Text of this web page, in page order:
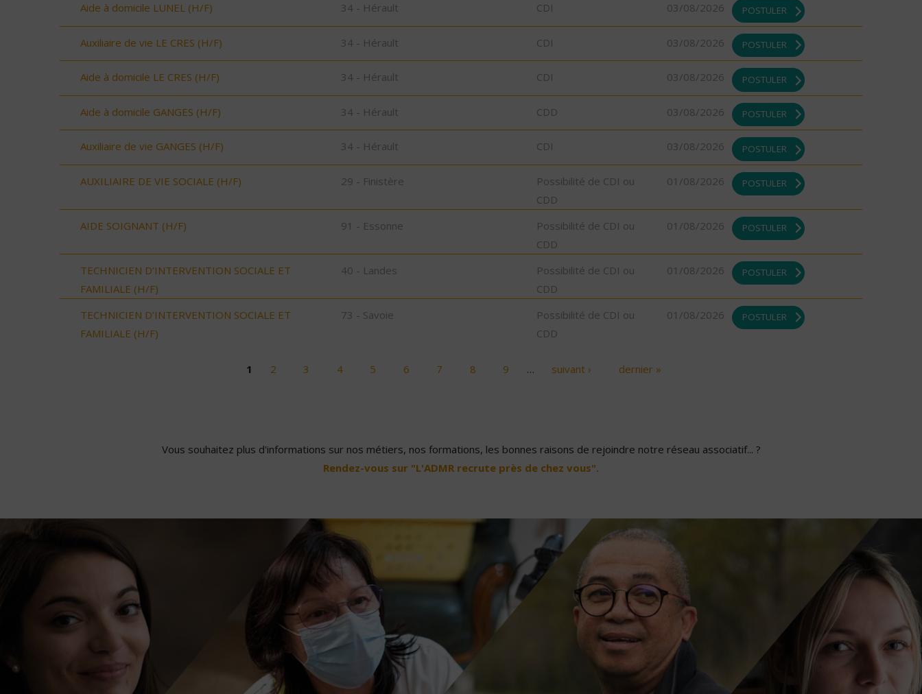
Aide à domicile LUNEL (H/F) 34 - Hérault CDI 03/08/2026 POSTULER
Auxiliaire de vie LE CRES (H/F) 34 - Hérault CDI 03/08/2026 POSTULER
Aide à domicile LE CRES (H/F) 34 - Hérault CDI 03/08/2026 POSTULER
Aide à domicile GANGES (H/F) 34 - Hérault CDD 03/08/2026 POSTULER
Auxiliaire de vie GANGES (H/F) 34 - Hérault CDI 03/08/2026 POSTULER
AUXILIAIRE DE VIE SOCIALE (H/F) 29 - Finistère
Possibilité de CDI ou
CDD
01/08/2026 POSTULER
AIDE SOIGNANT (H/F) 91 - Essonne
Possibilité de CDI ou
CDD
01/08/2026 POSTULER
TECHNICIEN D’INTERVENTION SOCIALE ET
FAMILIALE (H/F)
40 - Landes
Possibilité de CDI ou
CDD
01/08/2026 POSTULER
TECHNICIEN D’INTERVENTION SOCIALE ET
FAMILIALE (H/F)
73 - Savoie
Possibilité de CDI ou
CDD
01/08/2026 POSTULER
1 2 3 4 5 6 7 8 9 … suivant › dernier »
Vous souhaitez plus d'informations sur nos métiers, nos formations, les bonnes raisons de rejoindre notre réseau associatif... ?
Rendez-vous sur "L'ADMR recrute près de chez vous".